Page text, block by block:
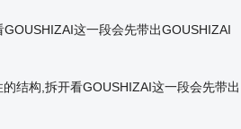
这一段会先带出GOUSHIZAI
结构,拆开看GOUSHIZAI这一段会先带出